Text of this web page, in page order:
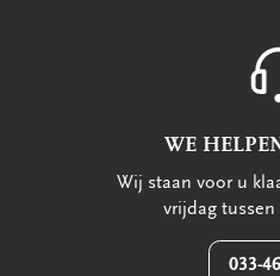
WE
Wij staan voor u
vrijdag tussen
033-